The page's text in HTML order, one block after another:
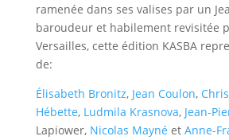
ramenée dans ses valises par un
baroudeur et habilement revisitée
Versailles, cette édition KASBA
de:
Élisabeth Bronitz, Jean Coulon,
Hébette, Ludmila Krasnova, Jean-
Lapiower,Nicolas Mayné et Anne-